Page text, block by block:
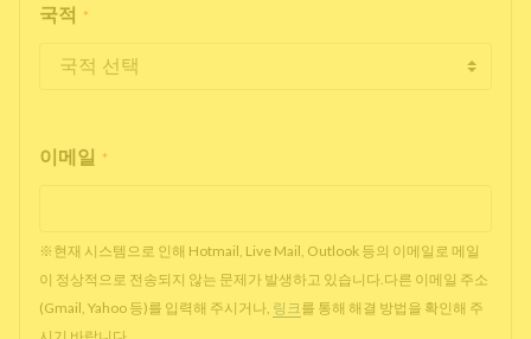
국적 *
이메일 *
※현재 시스템으로 인해 Hotmail, Live Mail, Outlook 등의 이메일로 메일
이 정상적으로 전송되지 않는 문제가 발생하고 있습니다.다른 이메일 주소
(Gmail, Yahoo 등)를 입력해 주시거나, 링크 를 통해 해결 방법을 확인해 주
시기 바랍니다.